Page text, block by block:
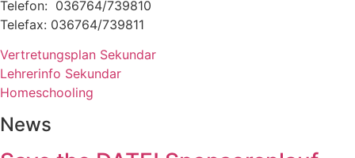
Telefon: 036764/739810
Telefax: 036764/739811
Vertretungsplan Sekundar
Lehrerinfo Sekundar
Homeschooling
News